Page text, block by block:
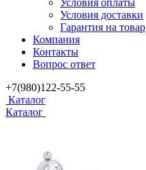
Условия оплаты
Условия доставки
Гарантия на товар
Компания
Контакты
Вопрос ответ
+7(980)122-55-55
Каталог
Каталог